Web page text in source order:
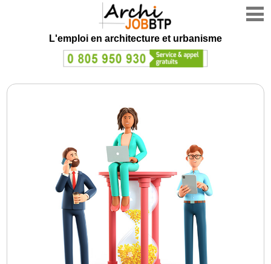
L'emploi en architecture et urbanisme